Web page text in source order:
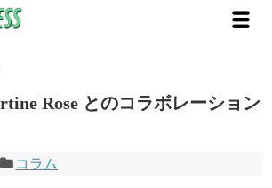
Rose とのコラボレーション
コラム